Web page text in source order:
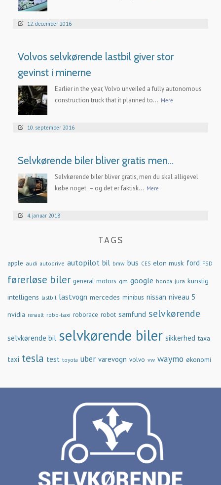
12. december 2016
Volvos selvkørende lastbil giver stor
gevinst i minerne
Earlier in the year, Volvo unveiled a fully autonomous
construction truck that it planned to... Mere
10. september 2016
Selvkørende biler bliver gratis men…
Selvkørende biler bliver gratis, men du skal alligevel
købe noget – og det er faktisk... Mere
4. januar 2018
TAGS
apple audi autodrive autopilot bil bmw bus CES elon musk ford FSD
førerløse biler general motors gm google honda jura kunstig
intelligens lastbil lastvogn mercedes minibus nissan niveau 5
nvidia renault robo-taxi roborace robot samfund selvkørende
selvkørende bil selvkørende biler sikkerhed taxa
taxi tesla test toyota uber varevogn volvo vw waymo økonomi